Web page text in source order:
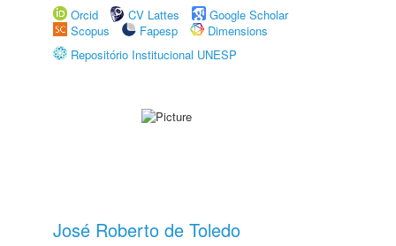
Orcid
CV Lattes
Google Scholar
Scopus
Fapesp
Dimensions
Repositório Institucional UNESP
José Roberto de Toledo